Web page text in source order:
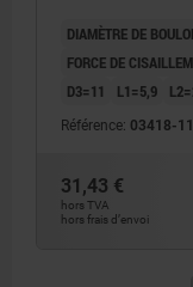
DIAMÈTRE DE
FORCE DE
D3=11
L1=5,9
Référence: 03418-
31,43 €
hors TVA
hors frais d’envoi